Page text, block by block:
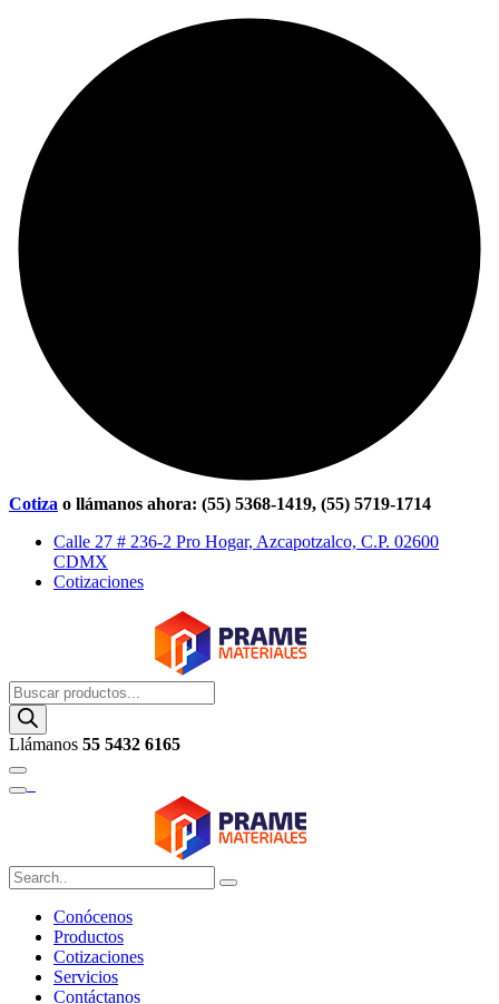
Cotiza o llámanos ahora: (55) 5368-1419, (55) 5719-1714
Calle 27 # 236-2 Pro Hogar, Azcapotzalco, C.P. 02600
CDMX
Cotizaciones
Buscar
productos
Llámanos 55 5432 6165
Conócenos
Productos
Cotizaciones
Servicios
Contáctanos